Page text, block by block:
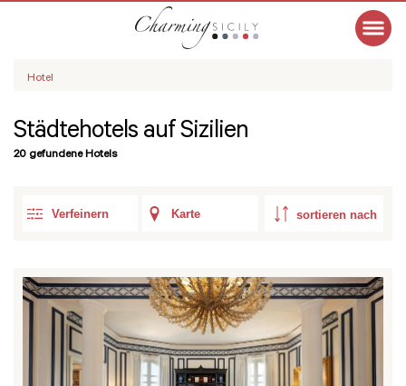
Hotel
Städtehotels auf Sizilien
20 gefundene Hotels
Verfeinern Karte